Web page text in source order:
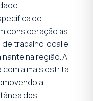
de
consideração as
trabalho local e
na região. A
a mais estrita
a
dos